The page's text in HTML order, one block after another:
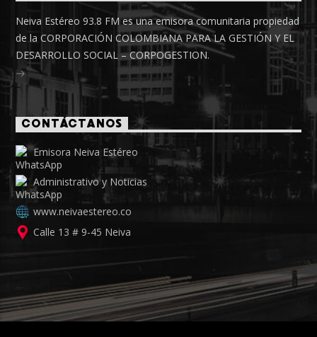
Neiva Estéreo 93.8 FM es una emisora comunitaria propiedad
de la CORPORACIÓN COLOMBIANA PARA LA GESTIÓN Y EL
DESARROLLO SOCIAL – CORPOGESTION.
CONTÁCTANOS
Emisora Neiva Estéreo
Administrativo y Noticias
www.neivaestereo.co
Calle 13 # 9-45 Neiva